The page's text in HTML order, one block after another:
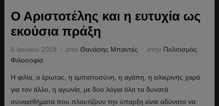
Ο Αριστοτέλης και η ευτυχία ως
εκούσια πράξη
6 Ιουνίου 2018 από Θανάσης Μπαντές στην Πολιτισμός
Φιλοσοφία
Η φιλία, ο έρωτας, η εμπιστοσύνη, η αγάπη, η ειλικρινής χαρά
για τον άλλο, η αγωνία, με δυο λόγια όλα τα δυνατά
συναισθήματα που πλουτίζουν την ύπαρξη είναι αδύνατο να